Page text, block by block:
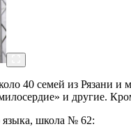
40 семей из Рязани
и другие.
языка, школа № 62: